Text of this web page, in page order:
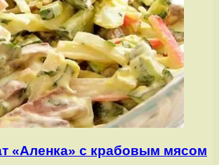
«Аленка» с крабовым мясом